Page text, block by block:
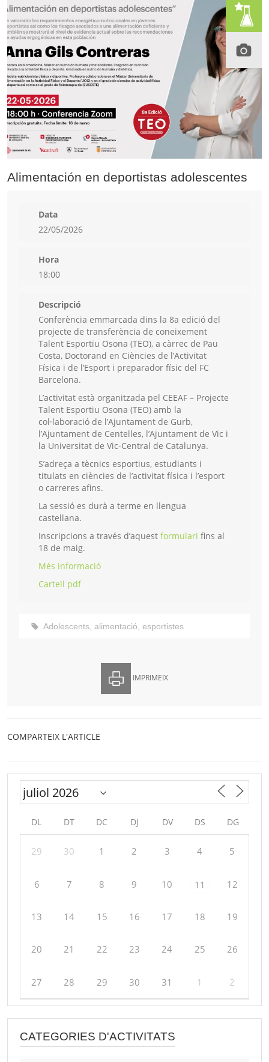
Alimentación en deportistas adolescentes
Data
22/05/2026
Hora
18:00
Descripció
Conferència emmarcada dins la 8a edició del
projecte de transferència de coneixement
Talent Esportiu Osona (TEO), a càrrec de Pau
Costa, Doctorand en Ciències de l’Activitat
Física i de l’Esport i preparador físic del FC
Barcelona.
L’activitat està organitzada pel CEEAF – Projecte
Talent Esportiu Osona (TEO) amb la
col·laboració de l’Ajuntament de Gurb,
l’Ajuntament de Centelles, l’Ajuntament de Vic i
la Universitat de Vic-Central de Catalunya.
S’adreça a tècnics esportius, estudiants i
titulats en ciències de l’activitat física i l’esport
o carreres afins.
La sessió es durà a terme en llengua
castellana.
Inscripcions a través d’aquest formulari fins al
18 de maig.
Més informació
Cartell pdf
Adolescents, alimentació, esportistes
IMPRIMEIX
COMPARTEIX L'ARTICLE
DL DT DC DJ DV DS DG
29 30 1 2 3 4 5
6 7 8 9 10 11 12
13 14 15 16 17 18 19
20 21 22 23 24 25 26
27 28 29 30 31 1 2
CATEGORIES D'ACTIVITATS